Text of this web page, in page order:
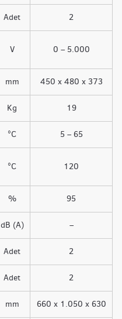
Adet 2
V 0 – 5.000
mm 450 x 480 x 373
Kg 19
°C 5 – 65
°C 120
% 95
dB (A) –
Adet 2
Adet 2
mm 660 x 1.050 x 630